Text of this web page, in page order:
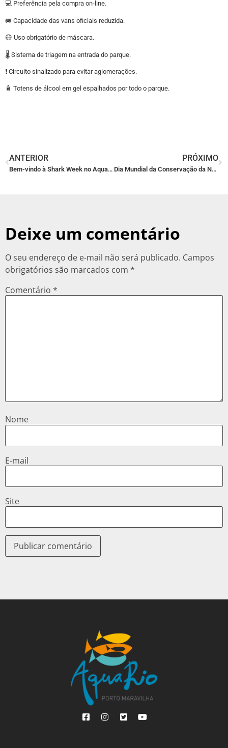
💻 Preferência pela compra on-line.
🚐 Capacidade das vans oficiais reduzida.
😷 Uso obrigatório de máscara.
🌡 Sistema de triagem na entrada do parque.
❗ Circuito sinalizado para evitar aglomerações.
🧴 Totens de álcool em gel espalhados por todo o parque.
ANTERIOR
Bem-vindo à Shark Week no AquaRio 2021!
PRÓXIMO
Dia Mundial da Conservação da Natureza
Deixe um comentário
O seu endereço de e-mail não será publicado. Campos
obrigatórios são marcados com *
Comentário *
Nome
E-mail
Site